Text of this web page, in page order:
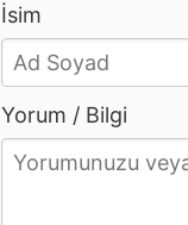
İsim
Yorum / Bilgi